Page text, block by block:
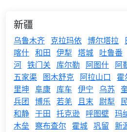
新疆
乌鲁木齐 克拉玛依 博尔塔拉
喀什 和田 伊犁 塔城 吐鲁番
河 铁门关 库尔勒 阿图什 阿
五家渠 图木舒克 阿拉山口 霍
里坤 阜康 库车 伊宁 乌苏
兵团 博乐 若羌 且末 尉犁
和静 于田 托克逊 呼图壁 玛
木垒 察布查尔 霍城 巩留 新